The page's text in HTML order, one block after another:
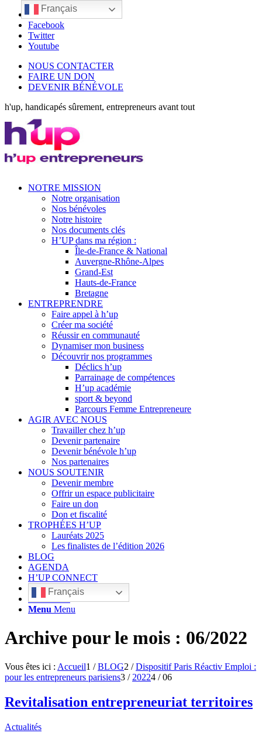
LinkedIn
Facebook
Twitter
Youtube
NOUS CONTACTER
FAIRE UN DON
DEVENIR BÉNÉVOLE
h'up, handicapés sûrement, entrepreneurs avant tout
NOTRE MISSION
Notre organisation
Nos bénévoles
Notre histoire
Nos documents clés
H’UP dans ma région :
Île-de-France & National
Auvergne-Rhône-Alpes
Grand-Est
Hauts-de-France
Bretagne
ENTREPRENDRE
Faire appel à h’up
Créer ma société
Réussir en communauté
Dynamiser mon business
Découvrir nos programmes
Déclics h’up
Parrainage de compétences
H’up académie
sport & beyond
Parcours Femme Entrepreneure
AGIR AVEC NOUS
Travailler chez h’up
Devenir partenaire
Devenir bénévole h’up
Nos partenaires
NOUS SOUTENIR
Devenir membre
Offrir un espace publicitaire
Faire un don
Don et fiscalité
TROPHÉES H’UP
Lauréats 2025
Les finalistes de l’édition 2026
BLOG
AGENDA
H’UP CONNECT
Français
Rechercher
Menu Menu
Archive pour le mois : 06/2022
Vous êtes ici : Accueil1 / BLOG2 / Dispositif Paris Réactiv Emploi :
pour les entrepreneurs parisiens3 / 20224 / 06
Revitalisation entrepreneuriat territoires
Actualités
Français